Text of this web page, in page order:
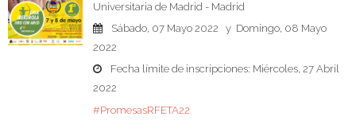
Universitaria de Madrid - Madrid
Sábado, 07 Mayo 2022 y Domingo, 08 Mayo
2022
Fecha límite de inscripciones: Miércoles, 27 Abril
2022
#PromesasRFETA22